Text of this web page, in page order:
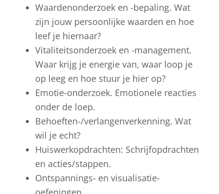
Waardenonderzoek en -bepaling. Wat
zijn jouw persoonlijke waarden en hoe
leef je hiernaar?
Vitaliteitsonderzoek en -management.
Waar krijg je energie van, waar loop je
op leeg en hoe stuur je hier op?
Emotie-onderzoek. Emotionele reacties
onder de loep.
Behoeften-/verlangenverkenning. Wat
wil je echt?
Huiswerkopdrachten: Schrijfopdrachten
en acties/stappen.
Ontspannings- en visualisatie-